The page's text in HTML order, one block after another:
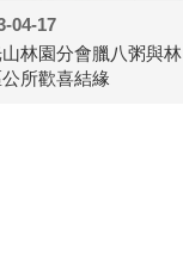
04-17
林園分會臘八粥與林
所歡喜結緣